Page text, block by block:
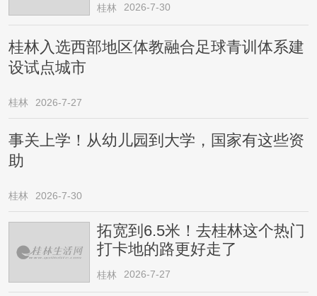
桂林 2026-7-30
桂林入选西部地区体教融合足球青训体系建
设试点城市
桂林 2026-7-27
事关上学！从幼儿园到大学，国家有这些资
助
桂林 2026-7-30
拓宽到6.5米！去桂林这个热门
打卡地的路更好走了
桂林 2026-7-27